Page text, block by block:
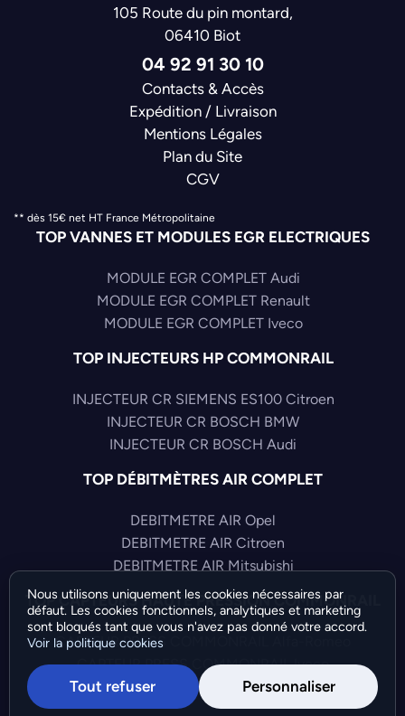
105 Route du pin montard,
06410 Biot
04 92 91 30 10
Contacts & Accès
Expédition / Livraison
Mentions Légales
Plan du Site
CGV
** dès 15€ net HT France Métropolitaine
TOP VANNES ET MODULES EGR ELECTRIQUES
MODULE EGR COMPLET Audi
MODULE EGR COMPLET Renault
MODULE EGR COMPLET Iveco
TOP INJECTEURS HP COMMONRAIL
INJECTEUR CR SIEMENS ES100 Citroen
INJECTEUR CR BOSCH BMW
INJECTEUR CR BOSCH Audi
TOP DÉBITMÈTRES AIR COMPLET
DEBITMETRE AIR Opel
DEBITMETRE AIR Citroen
DEBITMETRE AIR Mitsubishi
TOP CAPTEURS HAUTE PRESSION COMMONRAIL
CAPTEUR PRESS COMMONRAIL Alfa-Romeo
CAPTEUR PRESS COMMONRAIL Iveco
CAPTEUR PRESS COMMONRAIL Audi
Nous utilisons uniquement les cookies nécessaires par
défaut. Les cookies fonctionnels, analytiques et marketing
sont bloqués tant que vous n'avez pas donné votre accord.
Voir la politique cookies
Tout refuser Personnaliser